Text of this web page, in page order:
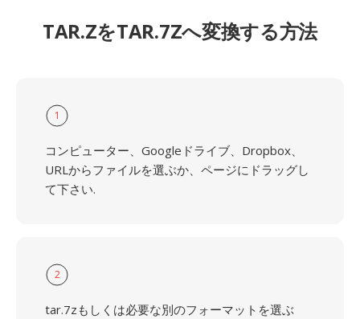
TAR.ZをTAR.7Zへ変換する方法
1
コンピューター、Googleドライブ、Dropbox、
URLからファイルを選ぶか、ページにドラッグし
て下さい.
2
tar.7zもしくは必要な別のフォーマットを選ぶ